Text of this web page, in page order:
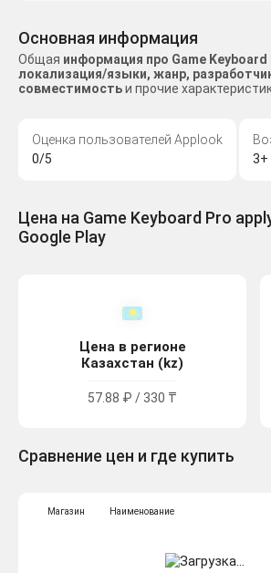
Основная информация
Общая информация про Game
локализация/языки, жанр,
совместимостьи прочие
Оценка пользователей Applook
0/5
3+
Цена на Game Keyboard Pro
Google Play
Цена в регионе
Казахстан (kz)
57.88 ₽ / 330 ₸
Сравнение цен и где купить
Магазин Наименование